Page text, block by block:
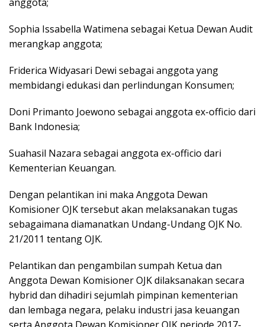
Sophia Issabella Watimena sebagai Ketua Dewan Audit
merangkap anggota;
Friderica Widyasari Dewi sebagai anggota yang
membidangi edukasi dan perlindungan Konsumen;
Doni Primanto Joewono sebagai anggota ex-officio dari
Bank Indonesia;
Suahasil Nazara sebagai anggota ex-officio dari
Kementerian Keuangan.
Dengan pelantikan ini maka Anggota Dewan
Komisioner OJK tersebut akan melaksanakan tugas
sebagaimana diamanatkan Undang-Undang OJK No.
21/2011 tentang OJK.
Pelantikan dan pengambilan sumpah Ketua dan
Anggota Dewan Komisioner OJK dilaksanakan secara
hybrid dan dihadiri sejumlah pimpinan kementerian
dan lembaga negara, pelaku industri jasa keuangan